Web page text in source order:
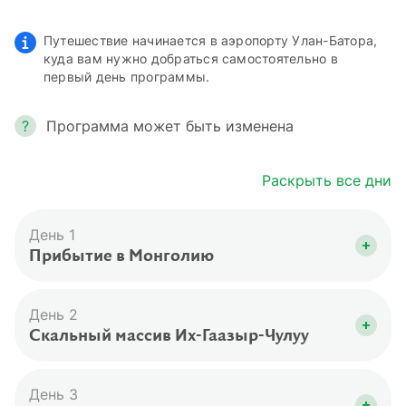
Путешествие начинается в аэропорту Улан-Батора,
куда вам нужно добраться самостоятельно в
первый день программы.
? Программа может быть изменена
Раскрыть все дни
День 1
Прибытие в Монголию
первую ночевку в район нацпарка «Горхи
Тэрэлж». Мы проведем ночь в палаточном
День 2
Скальный массив Их-Гаазыр-Чулуу
самых больших скальных массивов Монголии
День 3